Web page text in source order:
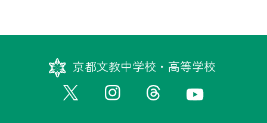
京都文教中学校・高等学校